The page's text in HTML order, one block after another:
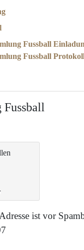
Fussball
Fussball
ist vor